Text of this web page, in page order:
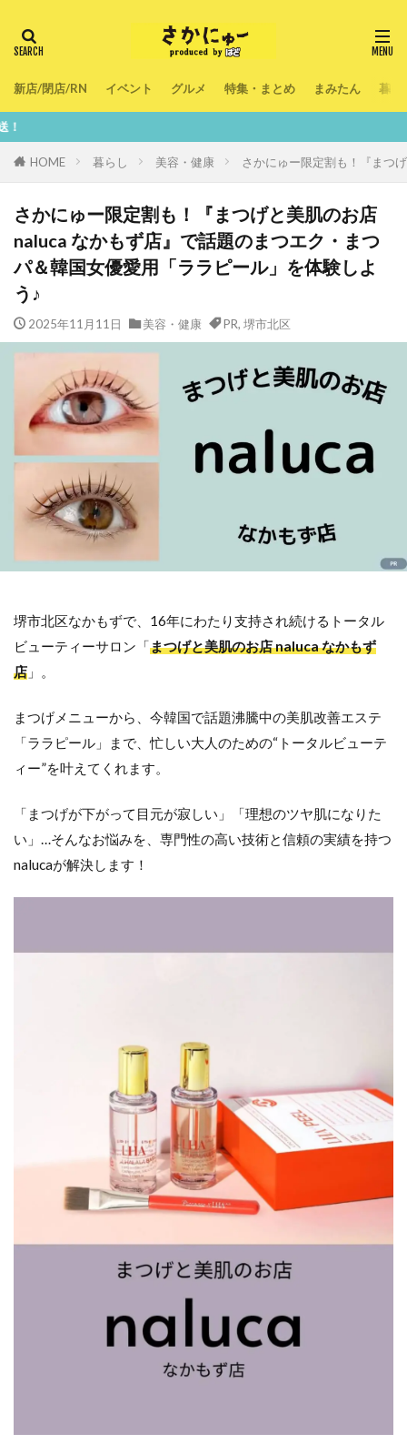
新店/閉店/RN イベント グルメ 特集・まとめ まみたん 暮ら
HOME 暮らし 美容・健康 さかにゅー限定割も！『まつ
さかにゅー限定割も！『まつげと美肌のお店
naluca なかもず店』で話題のまつエク・まつ
パ＆韓国女優愛用「ララピール」を体験しよ
う♪
2025年11月11日 美容・健康 PR, 堺市北区
堺市北区なかもずで、16年にわたり支持され続けるトータル
ビューティーサロン「まつげと美肌のお店naluca なかもず
店 」。
まつげメニューから、今韓国で話題沸騰中の美肌改善エステ
「ララピール」まで、忙しい大人のための“トータルビューテ
ィー”を叶えてくれます。
「まつげが下がって目元が寂しい」「理想のツヤ肌になりた
い」…そんなお悩みを、専門性の高い技術と信頼の実績を持つ
nalucaが解決します！